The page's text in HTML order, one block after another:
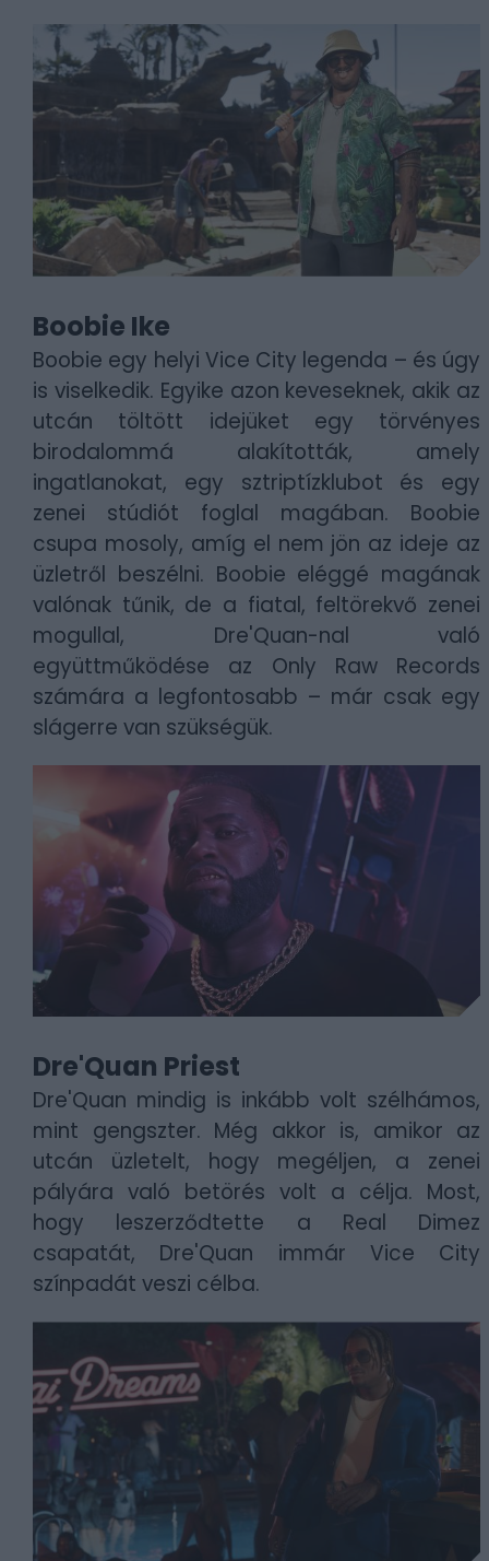
Boobie Ike
Boobie egy helyi Vice City legenda – és úgy
is viselkedik. Egyike azon keveseknek, akik az
utcán töltött idejüket egy törvényes
birodalommá alakították, amely
ingatlanokat, egy sztriptízklubot és egy
zenei stúdiót foglal magában. Boobie
csupa mosoly, amíg el nem jön az ideje az
üzletről beszélni. Boobie eléggé magának
valónak tűnik, de a fiatal, feltörekvő zenei
mogullal, Dre'Quan-nal való
együttműködése az Only Raw Records
számára a legfontosabb – már csak egy
slágerre van szükségük.
Dre'Quan Priest
Dre'Quan mindig is inkább volt szélhámos,
mint gengszter. Még akkor is, amikor az
utcán üzletelt, hogy megéljen, a zenei
pályára való betörés volt a célja. Most,
hogy leszerződtette a Real Dimez
csapatát, Dre'Quan immár Vice City
színpadát veszi célba.